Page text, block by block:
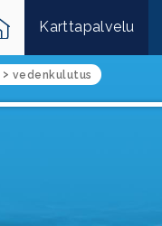
Karttapalvelu
> vedenkulutus